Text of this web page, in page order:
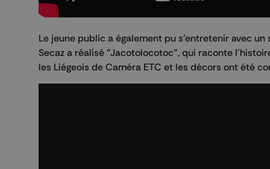
Le jeune public a également pu s'entretenir avec
Secaz a réalisé "Jacotolocotoc", qui raconte
les Liégeois de Caméra ETC et les décors ont été